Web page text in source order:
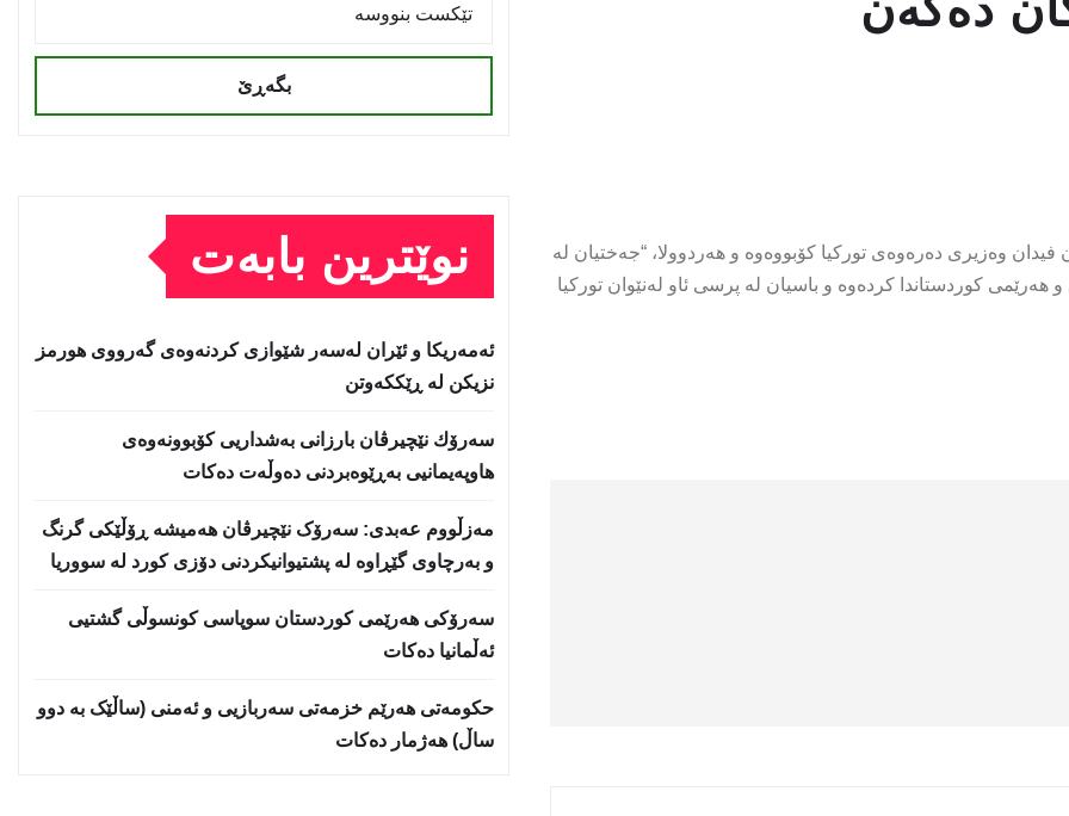
وەزیری دەرەوەی تورکیا کۆبووەوە و هه‌ردوولا، “جه‌ختيان له‌
هه‌رێمى كوردستاندا كرده‌وه‌ و باسیان لە‌ پرسى ئاو له‌نێوان توركيا
بگەڕێ
نوێترین بابەت
ئەمەریكا و ئێران لەسەر شێوازی كردنەوەی گەرووی هورمز
نزیكن لە ڕێككەوتن
سەرۆك نێچیرڤان بارزانی بەشداریی كۆبوونەوەی
هاوپەیمانیی بەڕێوەبردنی دەوڵەت دەكات
مەزڵووم عەبدی: سەرۆک نێچیرڤان هەمیشە ڕۆڵێکی گرنگ
و بەرچاوی گێڕاوە لە پشتیوانیکردنی دۆزی کورد لە سووریا
سەرۆکی هەرێمی کوردستان سوپاسى کونسوڵی گشتیی
ئەڵمانیا دەکات
حكومەتی هەرێم خزمەتی سەربازیی و ئەمنی (ساڵێک بە دوو
ساڵ) هەژمار دەكات